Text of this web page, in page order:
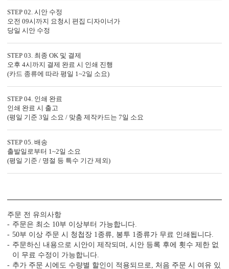
OFFSET PRINTING
감성 더하기
당신만의 특별한 청첩장을 위한
다양한 옵션 상품이 준비되어 있습니다.
STEP 02. 시안 수정
오전 09시까지 요청시 편집 디자이너가
당일 시안 수정
STEP 03. 최종 OK 및 결제
오후 4시까지 결제 완료 시 인쇄 진행
(카드 종류에 따라 평일 1~2일 소요)
STEP 04. 인쇄 완료
인쇄 완료 시 출고
(평일 기준 3일 소요 / 맞춤 제작카드는 7일 소요
STEP 05. 배송
출발일로부터 1~2일 소요
(평일 기준 / 명절 등 특수 기간 제외)
주문 전 유의사항
주문은 최소 10부 이상부터 가능합니다.
50부 이상 주문 시 청첩장 1종류, 봉투 1종류가 무료 인쇄됩니다.
주문하신 내용으로 시안이 제작되며, 시안 등록 후에 횟수 제한 없
이 무료 수정이 가능합니다.
추가 주문 시에도 수량별 할인이 적용되므로, 처음 주문 시 여유 있